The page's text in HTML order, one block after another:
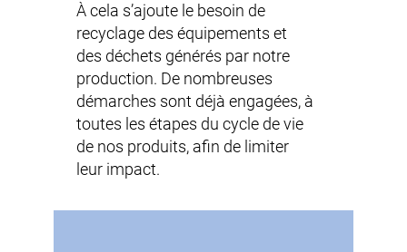
À cela s’ajoute le besoin de
recyclage des équipements et
des déchets générés par notre
production. De nombreuses
démarches sont déjà engagées, à
toutes les étapes du cycle de vie
de nos produits, afin de limiter
leur impact.